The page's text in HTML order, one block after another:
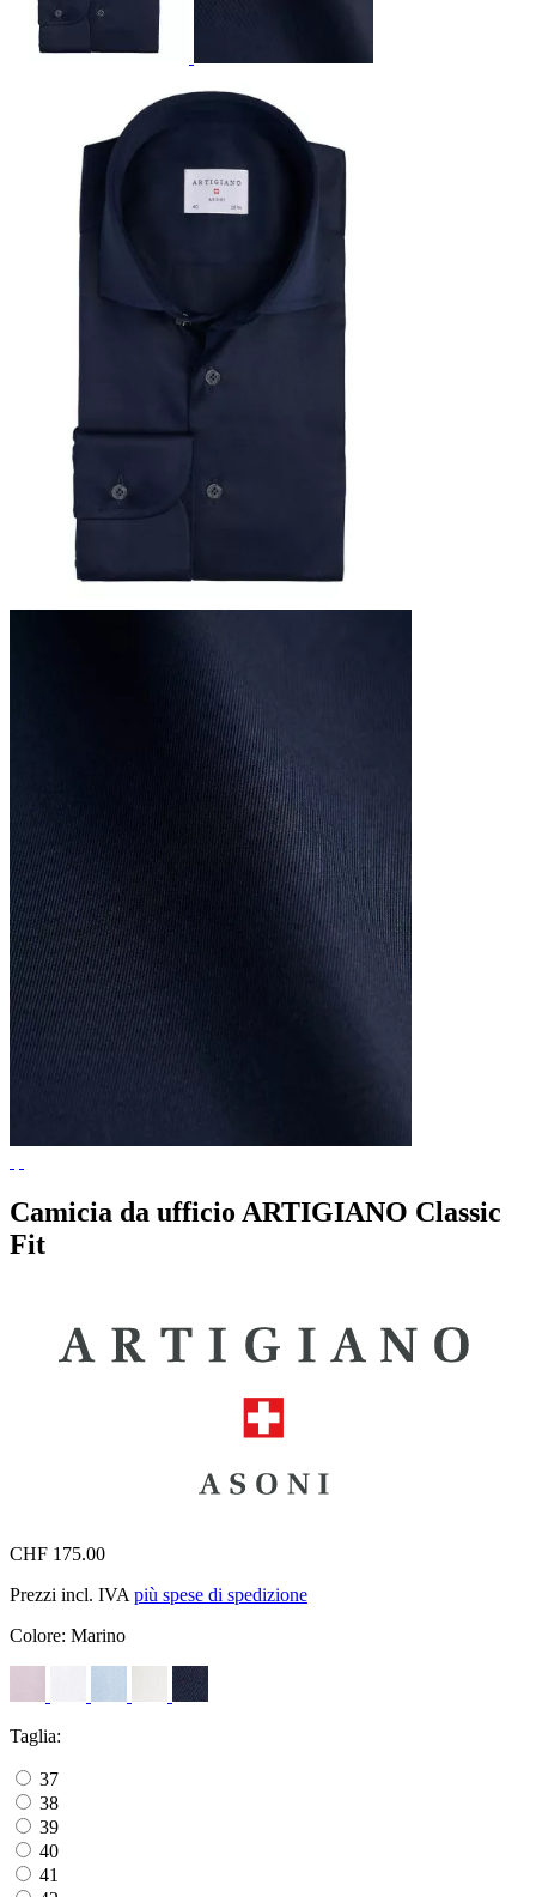
Camicia da ufficio ARTIGIANO Classic
Fit
CHF 175.00
Prezzi incl. IVA più spese di spedizione
Colore: Marino
Taglia:
37
38
39
40
41